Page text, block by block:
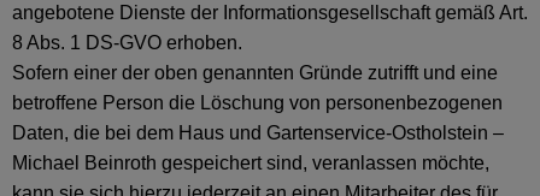
angebotene Dienste der Informationsgesellschaft gemäß Art.
8 Abs. 1 DS-GVO erhoben.
Sofern einer der oben genannten Gründe zutrifft und eine
betroffene Person die Löschung von personenbezogenen
Daten, die bei dem Haus und Gartenservice-Ostholstein –
Michael Beinroth gespeichert sind, veranlassen möchte,